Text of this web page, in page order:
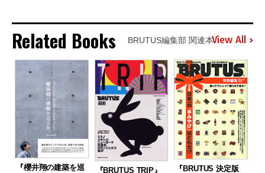
Related Books BRUTUS編集部 関連本View All
『櫻井翔の建築を巡
『BRUTUS TRIP』
『BRUTUS 決定版